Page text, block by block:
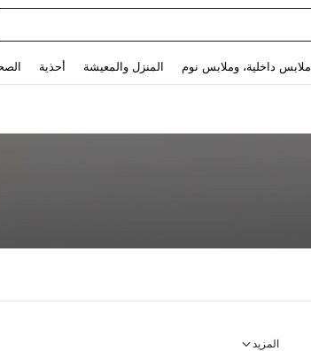
ملابس داخلية، وملابس نوم المنزل والمعيشة أحذية
المزيد